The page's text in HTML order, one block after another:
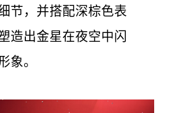
节，并搭配深棕色表
造出金星在夜空中闪
象。